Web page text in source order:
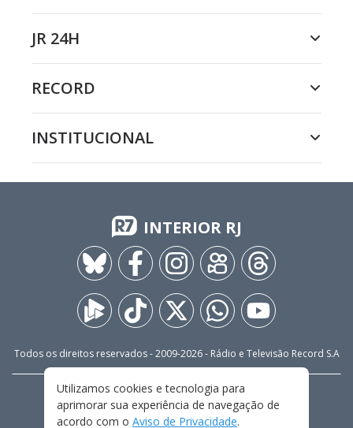
JR 24H
RECORD
INSTITUCIONAL
INTERIOR RJ
Todos os direitos reservados - 2009-2026- Rádio e Televisão Record S.A
FALE CONOSCO
PRIVACIDADE
TERMOS E CONDIÇÕES DE USO
Utilizamos cookies e tecnologia para
aprimorar sua experiência de navegação de
acordo com o Aviso de Privacidade.